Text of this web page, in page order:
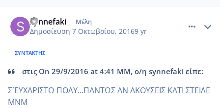
synnefaki Μέλη
Δημοσίευση 7 Οκτωβρίου, 20169 yr
ΣΥΝΤΆΚΤΗΣ
στις On 29/9/2016 at 4:41 ΜΜ, ο/η synnefaki είπε:
Σ`ΕΥΧΑΡΙΣΤΩ ΠΟΛΥ...ΠΑΝΤΩΣ ΑΝ ΑΚΟΥΣΕΙΣ ΚΑΤΙ ΣΤΕΙΛΕ
ΜΝΜ